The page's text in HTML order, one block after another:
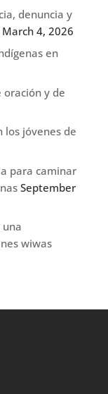
denuncia y
March 4, 2026
en
oración y de
los jóvenes de
para caminar
September
wiwas